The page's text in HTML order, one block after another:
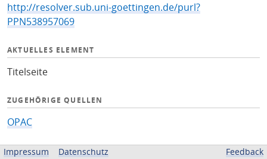
http://resolver.sub.uni-goettingen.de/purl?
PPN538957069
AKTUELLES ELEMENT
Titelseite
ZUGEHÖRIGE QUELLEN
OPAC
BEREITGESTELLT VON
Impressum Datenschutz Feedback